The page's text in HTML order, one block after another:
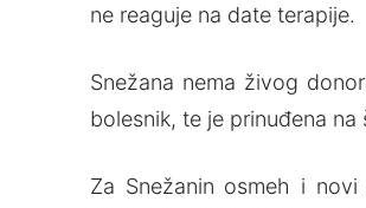
ne reaguje na date terapije.
Snežana nema živog
bolesnik, te je prinuđena
Za Snežanin osmeh i